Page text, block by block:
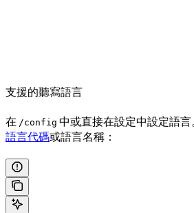
支援的聽寫語言
在 /config 中或直接在設定中設定語
語言代碼或語言名稱：